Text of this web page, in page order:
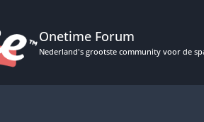
Onetime Forum
Nederland's grootste community voor de